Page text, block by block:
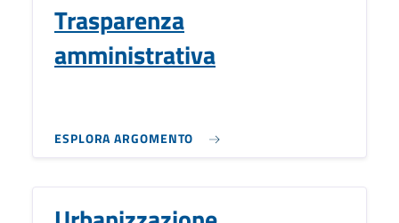
Trasparenza
amministrativa
ESPLORA ARGOMENTO